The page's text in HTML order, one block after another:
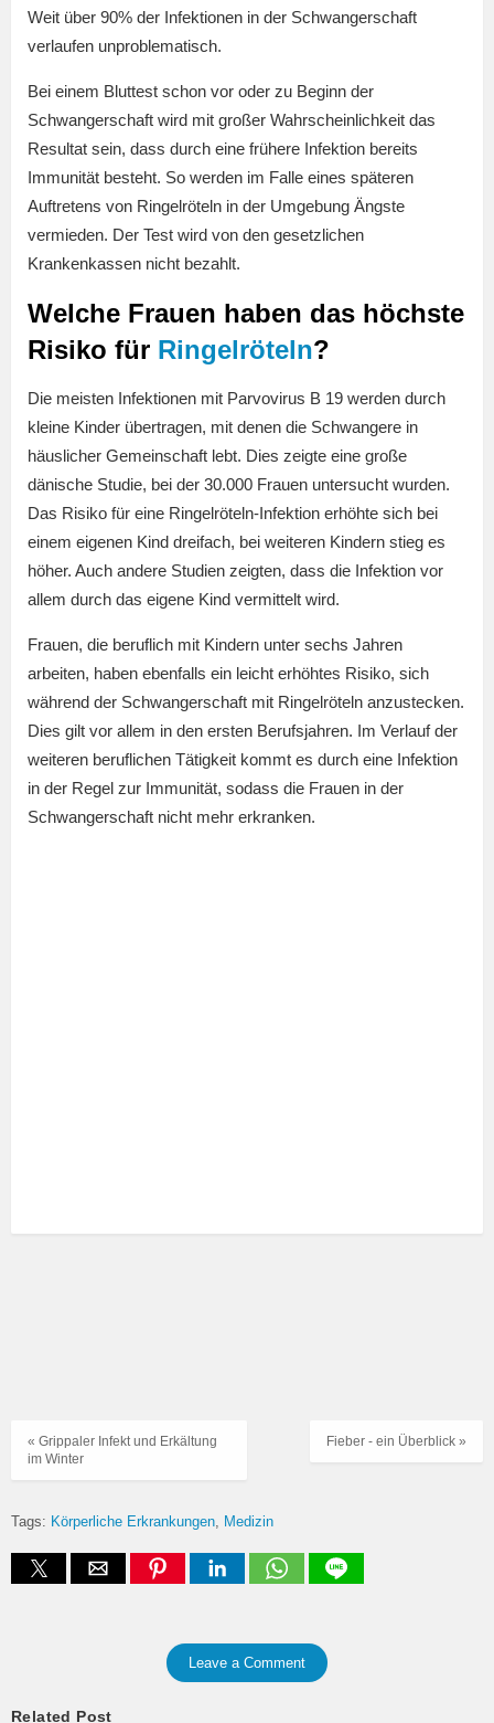
Weit über 90% der Infektionen in der Schwangerschaft
verlaufen unproblematisch.
Bei einem Bluttest schon vor oder zu Beginn der
Schwangerschaft wird mit großer Wahrscheinlichkeit das
Resultat sein, dass durch eine frühere Infektion bereits
Immunität besteht. So werden im Falle eines späteren
Auftretens von Ringelröteln in der Umgebung Ängste
vermieden. Der Test wird von den gesetzlichen
Krankenkassen nicht bezahlt.
Welche Frauen haben das höchste
Risiko für Ringelröteln?
Die meisten Infektionen mit Parvovirus B 19 werden durch
kleine Kinder übertragen, mit denen die Schwangere in
häuslicher Gemeinschaft lebt. Dies zeigte eine große
dänische Studie, bei der 30.000 Frauen untersucht wurden.
Das Risiko für eine Ringelröteln-Infektion erhöhte sich bei
einem eigenen Kind dreifach, bei weiteren Kindern stieg es
höher. Auch andere Studien zeigten, dass die Infektion vor
allem durch das eigene Kind vermittelt wird.
Frauen, die beruflich mit Kindern unter sechs Jahren
arbeiten, haben ebenfalls ein leicht erhöhtes Risiko, sich
während der Schwangerschaft mit Ringelröteln anzustecken.
Dies gilt vor allem in den ersten Berufsjahren. Im Verlauf der
weiteren beruflichen Tätigkeit kommt es durch eine Infektion
in der Regel zur Immunität, sodass die Frauen in der
Schwangerschaft nicht mehr erkranken.
Fieber - ein Überblick »
« Grippaler Infekt und Erkältung
im Winter
Tags: Körperliche Erkrankungen Medizin
Leave a Comment
Related Post